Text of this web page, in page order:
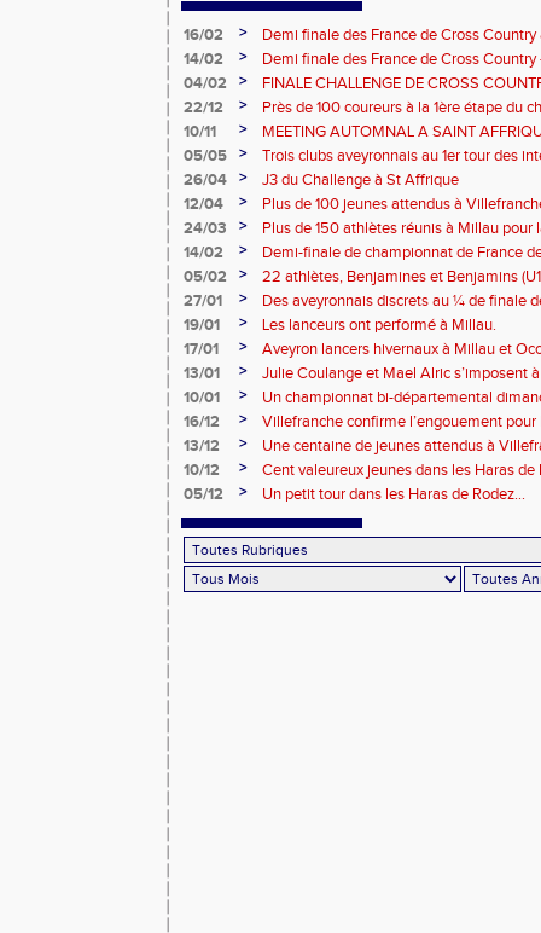
16/02 >
Demi finale des France de Cross
BEF BEM a honoré le maillot!
14/02 >
Demi finale des France de Cross Country
sélection Aveyron BEF BEM motivée!
04/02 >
FINALE CHALLENGE DE CROSS
PANAT
22/12 >
Près de 100 coureurs à la 1ère étape du
de Rouergue
10/11 >
MEETING AUTOMNAL A SAINT
05/05
>
Trois clubs aveyronnais au 1er tour des
26/04
>
J3 du Challenge à St Affrique
12/04
>
Plus de 100 jeunes attendus à
24/03
>
Plus de 150 athlètes réunis à Millau
piste
14/02 >
Demi-finale de championnat de France
et Benjamins Aveyronnais dans la boue
05/02 >
22 athlètes, Benjamines et Benjamins
lors des 1/2 Finales des France de Cross
27/01 >
Des aveyronnais discrets au ¼ de finale
19/01
>
Les lanceurs ont performé à Millau.
17/01
>
Aveyron lancers hivernaux à Millau et
Bompas
13/01 >
Julie Coulange et Mael Alric s’imposent
10/01
>
Un championnat bi-départemental
la fête soit belle !!!
16/12 >
Villefranche confirme l’engouement pour
13/12
>
Une centaine de jeunes attendus à
10/12
>
Cent valeureux jeunes dans les Haras de
05/12
> Un petit tour dans les Haras de Rodez...